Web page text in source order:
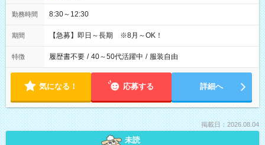
勤務時間 8:30～12:30
期間 【急募】即日～長期 ※8月～OK！
特徴 履歴書不要 / 40～50代活躍中 / 服装自由
気になる！ 応募する 詳細へ
掲載日：2026.08.04
未読